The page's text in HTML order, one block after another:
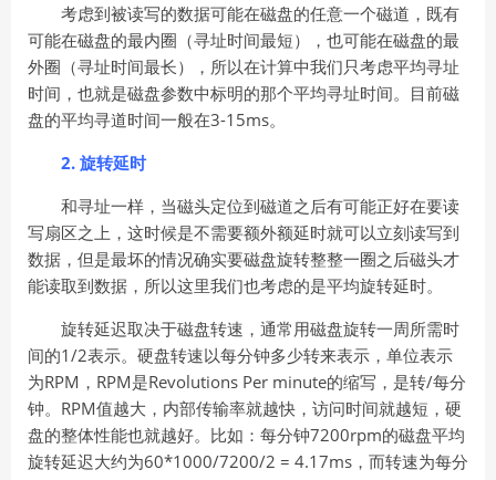
考虑到被读写的数据可能在磁盘的任意一个磁道，既有
可能在磁盘的最内圈（寻址时间最短），也可能在磁盘的最
外圈（寻址时间最长），所以在计算中我们只考虑平均寻址
时间，也就是磁盘参数中标明的那个平均寻址时间。目前磁
盘的平均寻道时间一般在3-15ms。
2. 旋转延时
和寻址一样，当磁头定位到磁道之后有可能正好在要读
写扇区之上，这时候是不需要额外额延时就可以立刻读写到
数据，但是最坏的情况确实要磁盘旋转整整一圈之后磁头才
能读取到数据，所以这里我们也考虑的是平均旋转延时。
旋转延迟取决于磁盘转速，通常用磁盘旋转一周所需时
间的1/2表示。硬盘转速以每分钟多少转来表示，单位表示
为RPM，RPM是Revolutions Per minute的缩写，是转/每分
钟。RPM值越大，内部传输率就越快，访问时间就越短，硬
盘的整体性能也就越好。比如：每分钟7200rpm的磁盘平均
旋转延迟大约为60*1000/7200/2 = 4.17ms，而转速为每分